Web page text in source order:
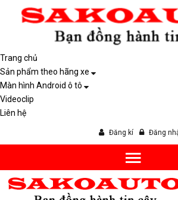
Trang chủ
Sản phẩm theo hãng xe
Màn hình Android ô tô
Videoclip
Liên hệ
Đăng kí Đăng